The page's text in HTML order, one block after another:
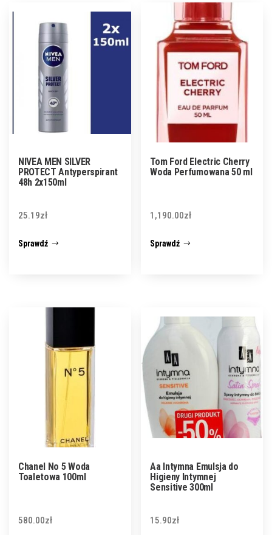
NIVEA MEN SILVER
PROTECT Antyperspirant
48h 2x150ml
25.19zł
Sprawdź
Tom Ford Electric Cherry
Woda Perfumowana 50 ml
1,190.00zł
Sprawdź
Chanel No 5 Woda
Toaletowa 100ml
580.00zł
Aa Intymna Emulsja do
Higieny Intymnej
Sensitive 300ml
15.90zł